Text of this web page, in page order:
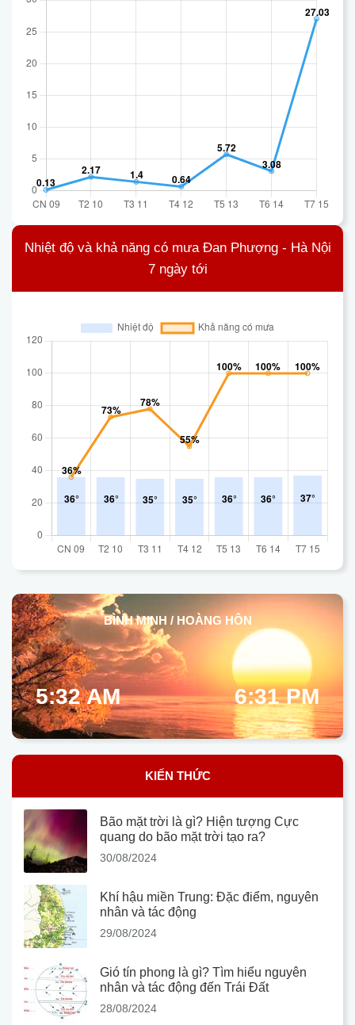
Nhiệt độ và khả năng có mưa Đan Phượng - Hà Nội
7 ngày tới
BÌNH MINH / HOÀNG HÔN
5:32 AM 6:31 PM
KIẾN THỨC
Bão mặt trời là gì? Hiện tượng Cực
quang do bão mặt trời tạo ra?
30/08/2024
Khí hậu miền Trung: Đặc điểm, nguyên
nhân và tác động
29/08/2024
Gió tín phong là gì? Tìm hiểu nguyên
nhân và tác động đến Trái Đất
28/08/2024